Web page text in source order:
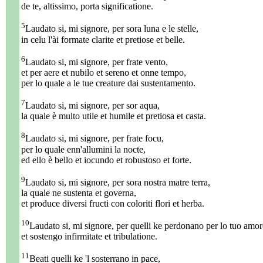
de te, altissimo, porta significatione.
5Laudato si, mi signore, per sora luna e le stelle,
in celu l'ài formate clarite et pretiose et belle.
6Laudato si, mi signore, per frate vento,
et per aere et nubilo et sereno et onne tempo,
per lo quale a le tue creature dai sustentamento.
7Laudato si, mi signore, per sor aqua,
la quale è multo utile et humile et pretiosa et casta.
8Laudato si, mi signore, per frate focu,
per lo quale enn'allumini la nocte,
ed ello è bello et iocundo et robustoso et forte.
9Laudato si, mi signore, per sora nostra matre terra,
la quale ne sustenta et governa,
et produce diversi fructi con coloriti flori et herba.
10Laudato si, mi signore, per quelli ke perdonano per lo tuo
et sostengo infirmitate et tribulatione.
11Beati quelli ke 'l sosterrano in pace,